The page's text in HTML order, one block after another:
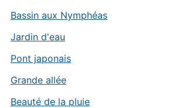
Bassin aux Nymphéas
Jardin d'eau
Pont japonais
Grande allée
Beauté de la pluie